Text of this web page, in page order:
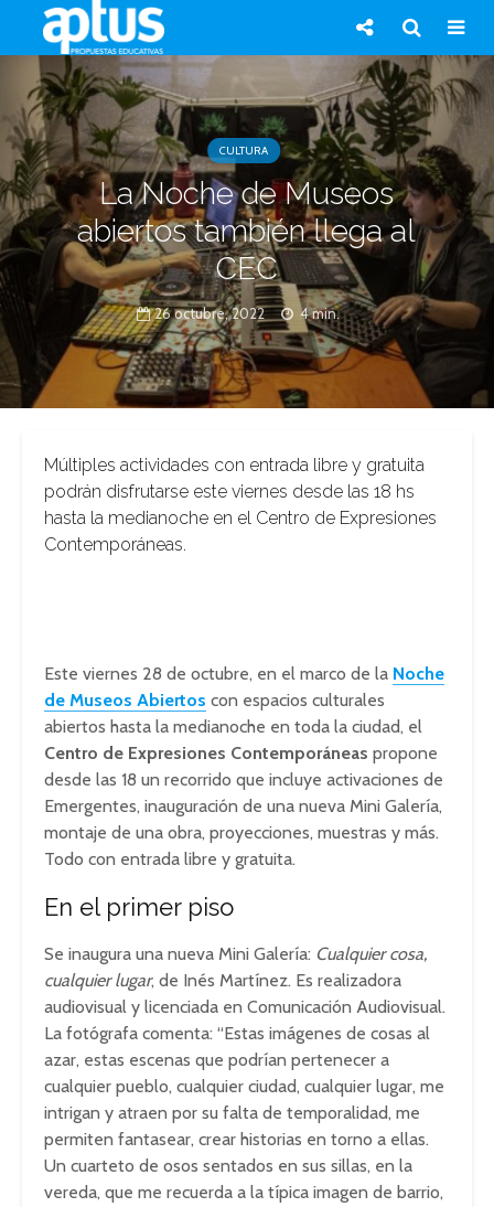
CULTURA
La Noche de Museos
abiertos también llega al
CEC
26 octubre, 2022 4 min.
Múltiples actividades con entrada libre y gratuita
podrán disfrutarse este viernes desde las 18 hs
hasta la medianoche en el Centro de Expresiones
Contemporáneas.
Este viernes 28 de octubre, en el marco de la Noche
de Museos Abiertos con espacios culturales
abiertos hasta la medianoche en toda la ciudad, el
Centro de Expresiones Contemporáneas propone
desde las 18 un recorrido que incluye activaciones de
Emergentes, inauguración de una nueva Mini Galería,
montaje de una obra, proyecciones, muestras y más.
Todo con entrada libre y gratuita.
En el primer piso
Se inaugura una nueva Mini Galería: Cualquier cosa,
cualquier lugar, de Inés Martínez. Es realizadora
audiovisual y licenciada en Comunicación Audiovisual.
La fotógrafa comenta: “Estas imágenes de cosas al
azar, estas escenas que podrían pertenecer a
cualquier pueblo, cualquier ciudad, cualquier lugar, me
intrigan y atraen por su falta de temporalidad, me
permiten fantasear, crear historias en torno a ellas.
Un cuarteto de osos sentados en sus sillas, en la
vereda, que me recuerda a la típica imagen de barrio,